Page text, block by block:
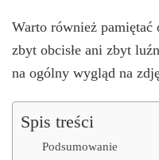
Warto również pamiętać
zbyt obcisłe ani zbyt
na ogólny wygląd na
Spis treści
Podsumowanie